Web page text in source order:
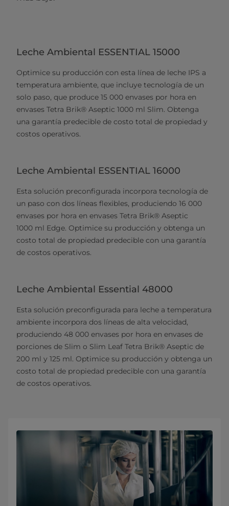
Leche Ambiental ESSENTIAL 15000
Optimice su producción con esta línea de leche IPS a
temperatura ambiente, que incluye tecnología de un
solo paso, que produce 15 000 envases por hora en
envases Tetra Brik® Aseptic 1000 ml Slim. Obtenga
una garantía predecible de costo total de propiedad y
costos operativos.
Leche Ambiental ESSENTIAL 16000
Esta solución preconfigurada incorpora tecnología de
un paso con dos líneas flexibles, produciendo 16 000
envases por hora en envases Tetra Brik® Aseptic
1000 ml Edge. Optimice su producción y obtenga un
costo total de propiedad predecible con una garantía
de costos operativos.
Leche Ambiental Essential 48000
Esta solución preconfigurada para leche a temperatura
ambiente incorpora dos líneas de alta velocidad,
produciendo 48 000 envases por hora en envases de
porciones de Slim o Slim Leaf Tetra Brik® Aseptic de
200 ml y 125 ml. Optimice su producción y obtenga un
costo total de propiedad predecible con una garantía
de costos operativos.